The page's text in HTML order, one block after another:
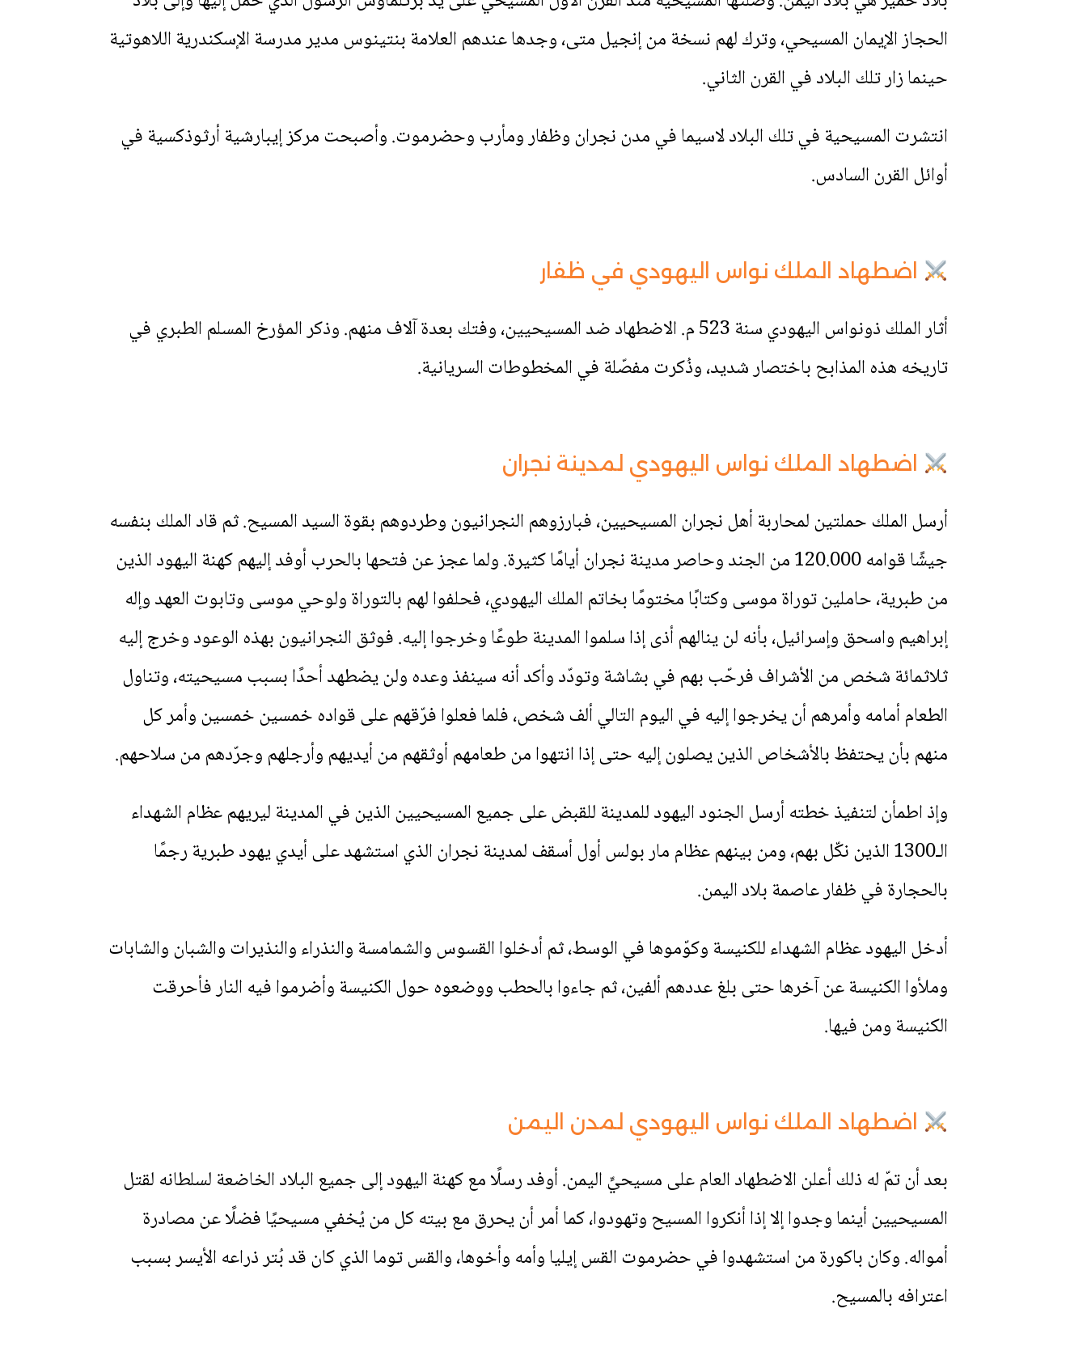
الحجاز الإيمان المسيحي، وترك لهم نسخة من إنجيل متى، وجدها عندهم العلامة بنتينوس مدير مدرسة الإسكندرية اللاهوتية
حينما زار تلك البلاد في القرن الثاني.
انتشرت المسيحية في تلك البلاد لاسيما في مدن نجران وظفار ومأرب وحضرموت. وأصبحت مركز إيبارشية أرثوذكسية في
أوائل القرن السادس.
اضطهاد الملك نواس اليهودي في ظفار
أثار الملك ذونواس اليهودي سنة 523 م. الاضطهاد ضد المسيحيين، وفتك بعدة آلاف منهم. وذكر المؤرخ المسلم الطبري في
تاريخه هذه المذابح باختصار شديد، وذُكرت مفصّلة في المخطوطات السريانية.
اضطهاد الملك نواس اليهودي لمدينة نجران
أرسل الملك حملتين لمحاربة أهل نجران المسيحيين، فبارزوهم النجرانيون وطردوهم بقوة السيد المسيح. ثم قاد الملك بنفسه
جيشًا قوامه 120.000 من الجند وحاصر مدينة نجران أيامًا كثيرة. ولما عجز عن فتحها بالحرب أوفد إليهم كهنة اليهود الذين
من طبرية، حاملين توراة موسى وكتابًا مختومًا بخاتم الملك اليهودي، فحلفوا لهم بالتوراة ولوحي موسى وتابوت العهد وإله
إبراهيم واسحق وإسرائيل، بأنه لن ينالهم أذى إذا سلموا المدينة طوعًا وخرجوا إليه. فوثق النجرانيون بهذه الوعود وخرج إليه
ثلاثمائة شخص من الأشراف فرحّب بهم في بشاشة وتودّد وأكد أنه سينفذ وعده ولن يضطهد أحدًا بسبب مسيحيته، وتناول
الطعام أمامه وأمرهم أن يخرجوا إليه في اليوم التالي ألف شخص، فلما فعلوا فرّقهم على قواده خمسين خمسين وأمر كل
منهم بأن يحتفظ بالأشخاص الذين يصلون إليه حتى إذا انتهوا من طعامهم أوثقهم من أيديهم وأرجلهم وجرّدهم من سلاحهم.
وإذ اطمأن لتنفيذ خطته أرسل الجنود اليهود للمدينة للقبض على جميع المسيحيين الذين في المدينة ليريهم عظام الشهداء
الـ1300 الذين نكّل بهم، ومن بينهم عظام مار بولس أول أسقف لمدينة نجران الذي استشهد على أيدي يهود طبرية رجمًا
بالحجارة في ظفار عاصمة بلاد اليمن.
أدخل اليهود عظام الشهداء للكنيسة وكوّموها في الوسط، ثم أدخلوا القسوس والشمامسة والنذراء والنذيرات والشبان والشابات
وملأوا الكنيسة عن آخرها حتى بلغ عددهم ألفين، ثم جاءوا بالحطب ووضعوه حول الكنيسة وأضرموا فيه النار فأحرقت
الكنيسة ومن فيها.
اضطهاد الملك نواس اليهودي لمدن اليمن
بعد أن تمّ له ذلك أعلن الاضطهاد العام على مسيحيِّ اليمن. أوفد رسلًا مع كهنة اليهود إلى جميع البلاد الخاضعة لسلطانه لقتل
المسيحيين أينما وجدوا إلا إذا أنكروا المسيح وتهودوا، كما أمر أن يحرق مع بيته كل من يُخفي مسيحيًا فضلًا عن مصادرة
أمواله. وكان باكورة من استشهدوا في حضرموت القس إيليا وأمه وأخوها، والقس توما الذي كان قد بُتر ذراعه الأيسر بسبب
اعترافه بالمسيح.